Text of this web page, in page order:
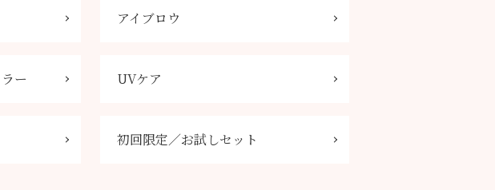
アイブロウ
ー UVケア
初回限定／お試しセット